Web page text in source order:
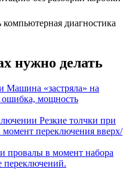
диагностика
нужно делать
Машина «застряла» на
ошибка, мощность
Резкие толчки при
переключения вверх/
провалы в момент набора
переключений.